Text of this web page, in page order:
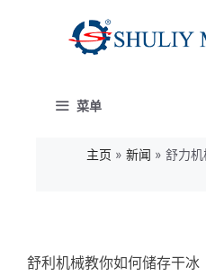
菜单
主页 » 新闻 » 舒力
舒利机械教你如何储存干冰